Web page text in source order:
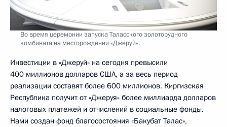
Во время церемонии запуска Таласского золоторудного
комбината на месторождении «Джеруй».
Инвестиции в «Джеруй» на сегодня превысили
400 миллионов долларов США, а за весь период
реализации составят более 600 миллионов. Киргизская
Республика получит от «Джеруя» более миллиарда долларов
налоговых платежей и отчислений в социальные фонды.
Нами создан фонд благосостояния «Бакубат Талас»,